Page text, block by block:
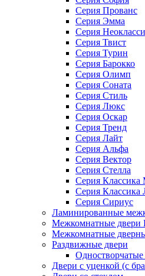
Серия Прованс
Серия Эмма
Серия
Серия Твист
Серия Турин
Серия Барокко
Серия Олимп
Серия Соната
Серия Стиль
Серия Люкс
Серия Оскар
Серия Тренд
Серия Лайт
Серия Альфа
Серия Вектор
Серия Стелла
Серия Классика
Серия Классика
Серия Сириус
Ламинированные
Межкомнатные
Межкомнатные
Раздвижные двери
Двери с уценкой (с